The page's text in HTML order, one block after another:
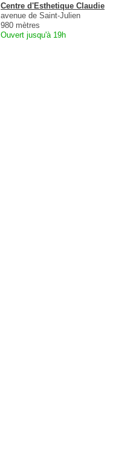
Centre d'Esthetique Claudie
avenue de Saint-Julien
980 mètres
Ouvert jusqu'à 19h